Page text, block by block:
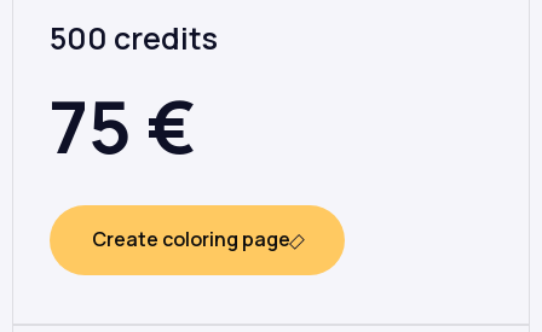
500 credits
75 €
Create coloring page